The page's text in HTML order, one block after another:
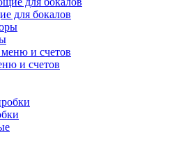
для бокалов
и счетов